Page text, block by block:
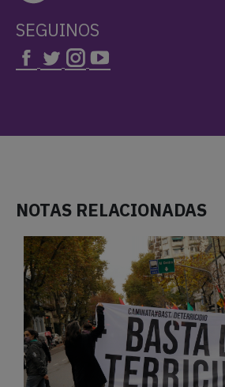
SEGUINOS
NOTAS RELACIONADAS